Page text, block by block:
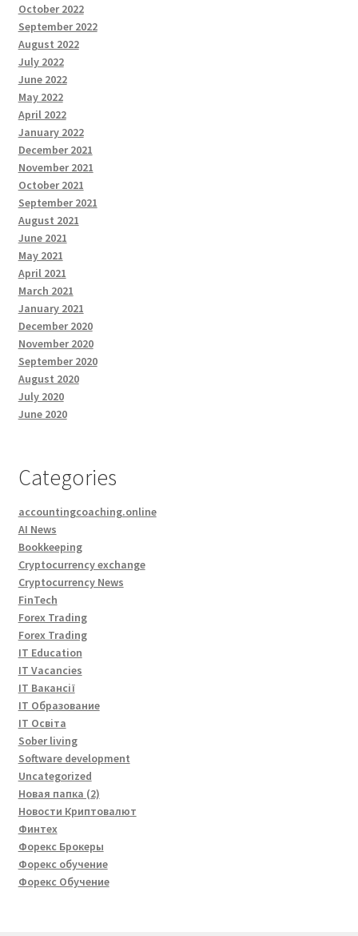
October 2022
September 2022
August 2022
July 2022
June 2022
May 2022
April 2022
January 2022
December 2021
November 2021
October 2021
September 2021
August 2021
June 2021
May 2021
April 2021
March 2021
January 2021
December 2020
November 2020
September 2020
August 2020
July 2020
June 2020
Categories
accountingcoaching.online
AI News
Bookkeeping
Cryptocurrency exchange
Cryptocurrency News
FinTech
Forex Trading
Forex Trading
IT Education
IT Vacancies
IT Вакансії
IT Образование
IT Освіта
Sober living
Software development
Uncategorized
Новая папка (2)
Новости Криптовалют
Финтех
Форекс Брокеры
Форекс обучение
Форекс Обучение